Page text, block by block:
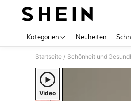
Kategorien Neuheiten
Startseite / Schönheit und
Video